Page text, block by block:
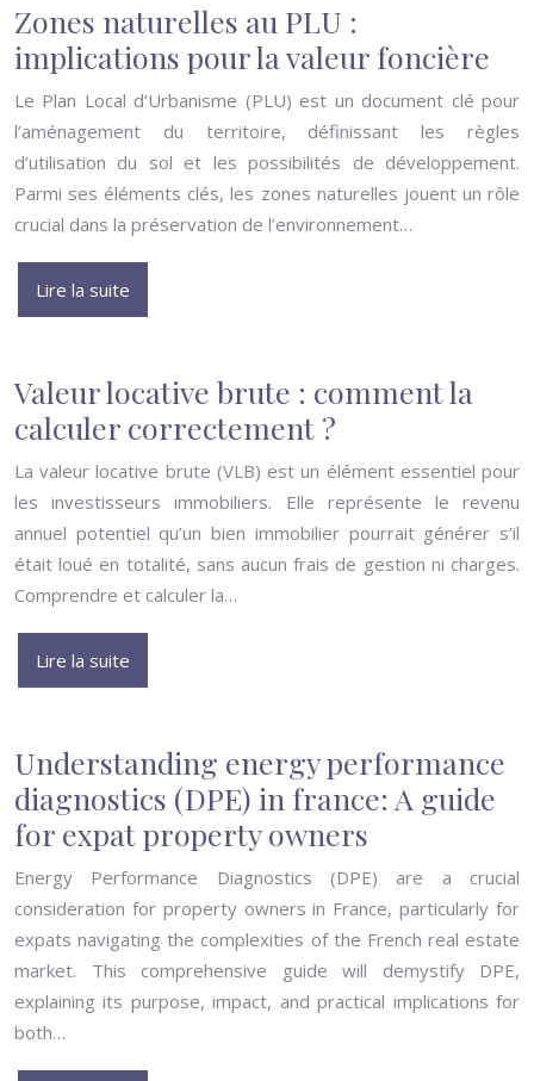
Zones naturelles au PLU :
implications pour la valeur foncière
Le Plan Local d’Urbanisme (PLU) est un document clé pour
l’aménagement du territoire, définissant les règles
d’utilisation du sol et les possibilités de développement.
Parmi ses éléments clés, les zones naturelles jouent un rôle
crucial dans la préservation de l’environnement…
Lire la suite
Valeur locative brute : comment la
calculer correctement ?
La valeur locative brute (VLB) est un élément essentiel pour
les investisseurs immobiliers. Elle représente le revenu
annuel potentiel qu’un bien immobilier pourrait générer s’il
était loué en totalité, sans aucun frais de gestion ni charges.
Comprendre et calculer la…
Lire la suite
Understanding energy performance
diagnostics (DPE) in france: A guide
for expat property owners
Energy Performance Diagnostics (DPE) are a crucial
consideration for property owners in France, particularly for
expats navigating the complexities of the French real estate
market. This comprehensive guide will demystify DPE,
explaining its purpose, impact, and practical implications for
both…